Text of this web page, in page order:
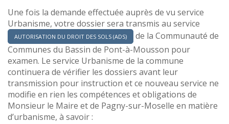
Une fois la demande effectuée auprès de vu service
Urbanisme, votre dossier sera transmis au service
AUTORISATION DU DROIT DES SOLS (ADS)
de la Communauté de
Communes du Bassin de Pont-à-Mousson pour
examen. Le service Urbanisme de la commune
continuera de vérifier les dossiers avant leur
transmission pour instruction et ce nouveau service ne
modifie en rien les compétences et obligations de
Monsieur le Maire et de Pagny-sur-Moselle en matière
d’urbanisme, à savoir :